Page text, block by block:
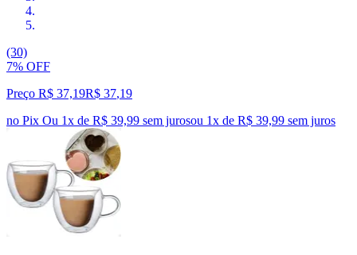
(30)
7% OFF
Preço R$ 37,19R$ 37,19
no Pix Ou 1x de R$ 39,99 sem jurosou 1x de R$ 39,99 sem juros